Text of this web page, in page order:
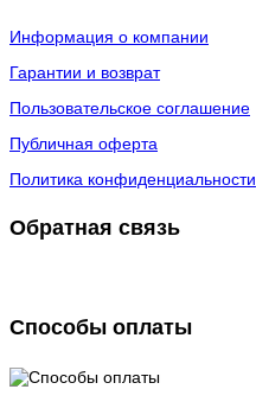
Информация о компании
Гарантии и возврат
Пользовательское соглашение
Публичная оферта
Политика конфиденциальности
Обратная связь
Способы оплаты